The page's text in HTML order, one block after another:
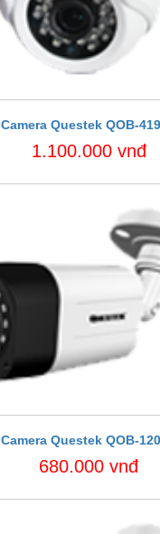
Camera Questek QOB-
1.100.000 vnđ
Camera Questek QOB-
680.000 vnđ